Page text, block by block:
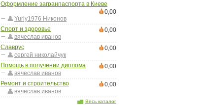
Оформление загранпаспорта в Киеве
0,00
Yuriy1976 Никонов
Спорт и здоровье
0,00
вячеслав иванов
Славрус
0,00
сергей николайчук
Помощь в получении диплома
0,00
вячеслав иванов
Ремонт и строительство
0,00
вячеслав иванов
Весь каталог